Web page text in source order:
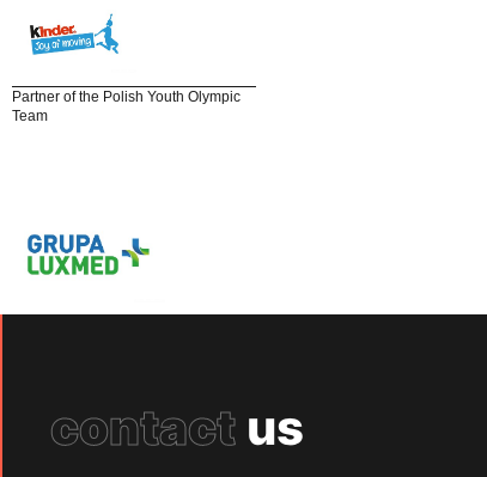
Partner of the Polish Youth Olympic
Team
contact us